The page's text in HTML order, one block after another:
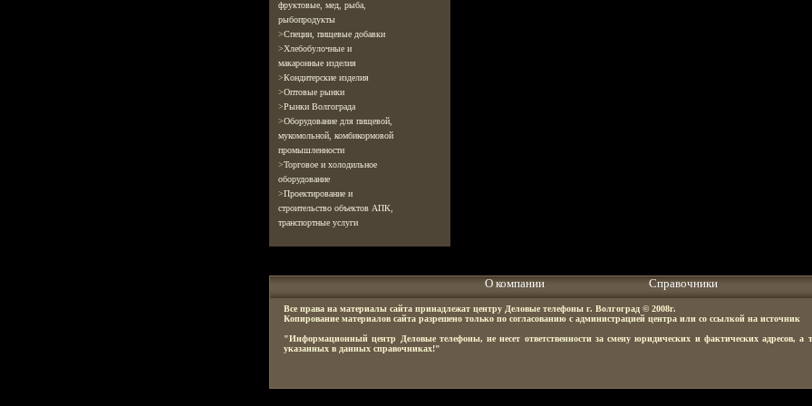
фруктовые, мед, рыба,
рыбопродукты
>Специи, пищевые добавки
>Хлебобулочные и
макаронные изделия
>Кондитерские изделия
>Оптовые рынки
>Рынки Волгограда
>Оборудование для пищевой,
мукомольной, комбикормовой
промышленности
>Торговое и холодильное
оборудование
>Проектирование и
строительство объектов АПК,
транспортные услуги
О компании Справочники
Все права на материалы сайта принадлежат центру Деловые телефоны г. Волгоград © 2008г.
Копирование материалов сайта разрешено только по согласованию с администрацией центра или со ссылкой на источник
"Информационный центр Деловые телефоны, не несет ответственности за смену юридических и фактических адресов, а
указанных в данных справочниках!"